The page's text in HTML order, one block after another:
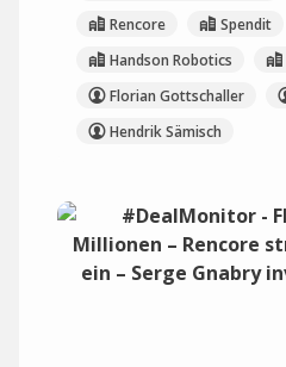
Rencore
Spendit
Handson Robotics
Florian Gottschaller
Hendrik Sämisch